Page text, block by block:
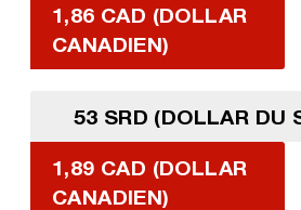
1,86 CAD (DOLLAR
CANADIEN)
53 SRD (DOLLAR DU
1,89 CAD (DOLLAR
CANADIEN)